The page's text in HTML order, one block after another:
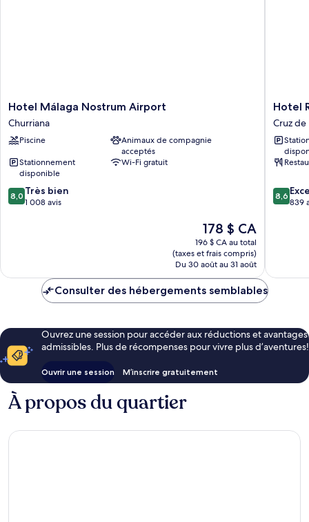
Hotel
Málaga
Nostrum
Airport
Hotel Málaga Nostrum Airport
Churriana
Piscine
Animaux de compagnie
acceptés
Stationnement
disponible
Wi-Fi gratuit
8.0
sur
8,0 Très bien
1 008 avis
Le
prix
est
de
178 $ CA
178 $ CA
196 $ CA au total
(taxes et frais compris)
Du 30 août au 31 août
Hotel
Cruz
de
Hotel
Cruz
8.6
sur
8,6
839
Consulter des hébergements semblables
Ouvrez une session pour accéder aux réductions et avantages
admissibles. Plus de récompenses pour vivre plus d’aventures!
Ouvrir une session M’inscrire gratuitement
À propos du quartier